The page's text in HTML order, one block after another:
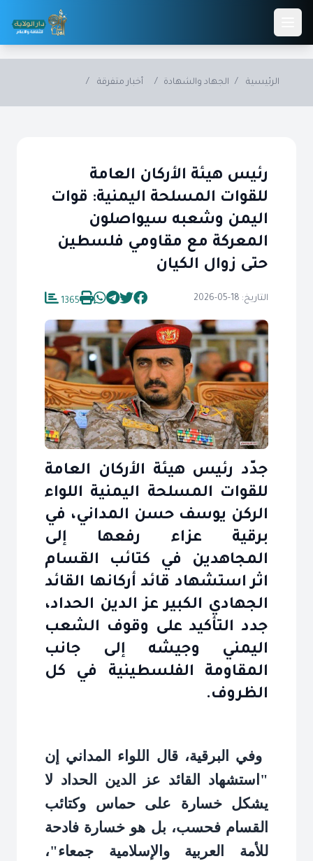
Skip to main content
الرئيسية / الجهاد والشهادة / أخبار متفرقة /
رئيس هيئة الأركان العامة
للقوات المسلحة اليمنية: قوات
اليمن وشعبه سيواصلون
المعركة مع مقاومي فلسطين
حتى زوال الكيان
التاريخ: 18-05-2026 1365
جدّد رئيس هيئة الأركان العامة
للقوات المسلحة اليمنية اللواء
الركن يوسف حسن المداني، في
برقية عزاء رفعها إلى
المجاهدين في كتائب القسام
اثر استشهاد قائد أركانها القائد
الجهادي الكبير عز الدين الحداد،
جدد التأكيد على وقوف الشعب
اليمني وجيشه إلى جانب
المقاومة الفلسطينية في كل
الظروف.
وفي البرقية، قال اللواء المداني إن
"استشهاد القائد عز الدين الحداد لا
يشكل خسارة على حماس وكتائب
القسام فحسب، بل هو خسارة فادحة
للأمة العربية والإسلامية جمعاء"،